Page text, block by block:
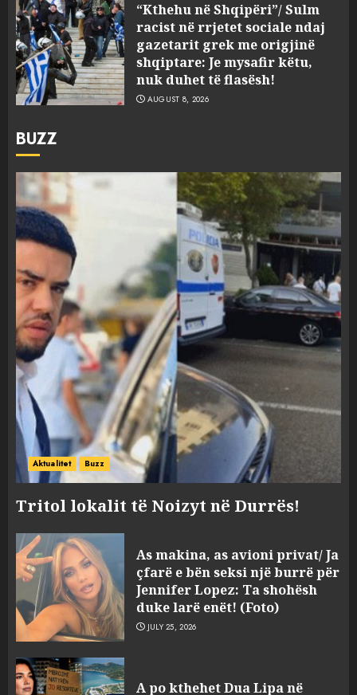
“Kthehu në Shqipëri”/ Sulm
racist në rrjetet sociale ndaj
gazetarit grek me origjinë
shqiptare: Je mysafir këtu,
nuk duhet të flasësh!
AUGUST 8, 2026
BUZZ
Aktualitet Buzz
Tritol lokalit të Noizyt në Durrës!
As makina, as avioni privat/ Ja
çfarë e bën seksi një burrë për
Jennifer Lopez: Ta shohësh
duke larë enët! (Foto)
JULY 25, 2026
A po kthehet Dua Lipa në
racist në rrjetet sociale ndaj